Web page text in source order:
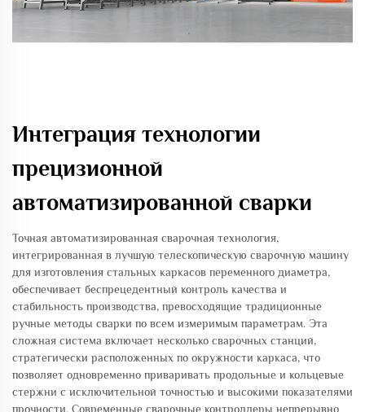
Интеграция технологии
прецизионной
автоматизированной сварки
Точная автоматизированная сварочная технология,
интегрированная в лучшую телескопическую сварочную машину
для изготовления стальных каркасов переменного диаметра,
обеспечивает беспрецедентный контроль качества и
стабильность производства, превосходящие традиционные
ручные методы сварки по всем измеримым параметрам. Эта
сложная система включает несколько сварочных станций,
стратегически расположенных по окружности каркаса, что
позволяет одновременно приваривать продольные и кольцевые
стержни с исключительной точностью и высокими показателями
прочности. Современные сварочные контроллеры непрерывно